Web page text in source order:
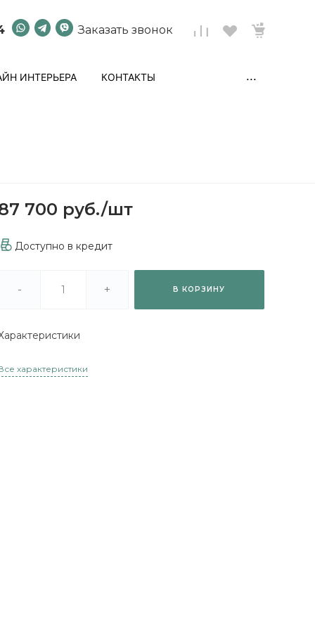
Заказать звонок
ИНТЕРЬЕРА КОНТАКТЫ ...
700 руб./шт
Доступно в кредит
- + В КОРЗИНУ
характеристики